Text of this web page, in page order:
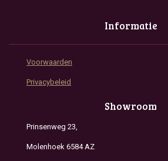
Informatie
Voorwaarden
Privacybeleid
Showroom
Prinsenweg 23,
Molenhoek 6584 AZ